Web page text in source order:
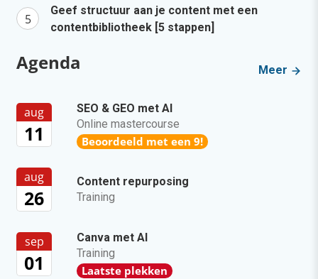
Geef structuur aan je content met een
contentbibliotheek [5 stappen]
Agenda Meer
aug
11
SEO & GEO met AI
Online mastercourse
Beoordeeld met een 9!
aug
26
Content repurposing
Training
sep
01
Canva met AI
Training
Laatste plekken